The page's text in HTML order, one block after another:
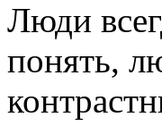
Люди
понять,